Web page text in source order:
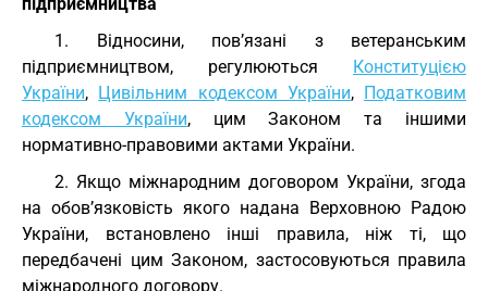
1. Відносини, пов’язані з ветеранським
підприємництвом, регулюються Конституцією
України, Цивільним кодексом України, Податковим
кодексом України, цим Законом та іншими
нормативно-правовими актами України.
2. Якщо міжнародним договором України, згода
на обов’язковість якого надана Верховною Радою
України, встановлено інші правила, ніж ті, що
передбачені цим Законом, застосовуються правила
міжнародного договору.